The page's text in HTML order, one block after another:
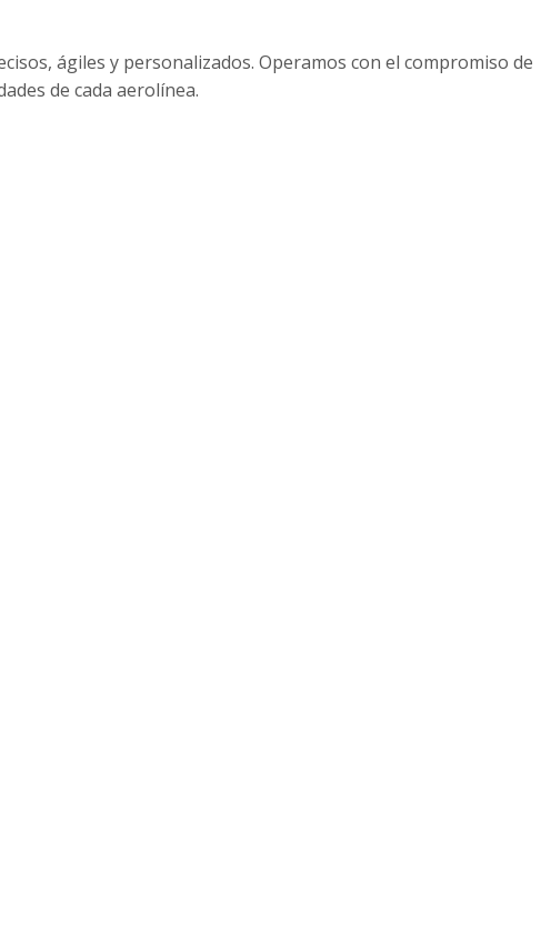
ágiles y personalizados. Operamos con el compromiso de
de cada aerolínea.